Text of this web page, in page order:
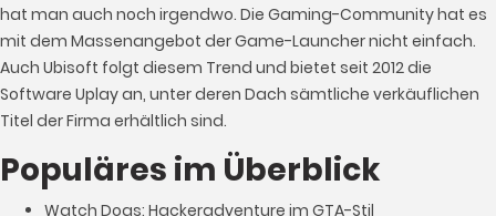
hat man auch noch irgendwo. Die Gaming-Community hat es
mit dem Massenangebot der Game-Launcher nicht einfach.
Auch Ubisoft folgt diesem Trend und bietet seit 2012 die
Software Uplay an, unter deren Dach sämtliche verkäuflichen
Titel der Firma erhältlich sind.
Populäres im Überblick
Watch Dogs: Hackeradventure im GTA-Stil